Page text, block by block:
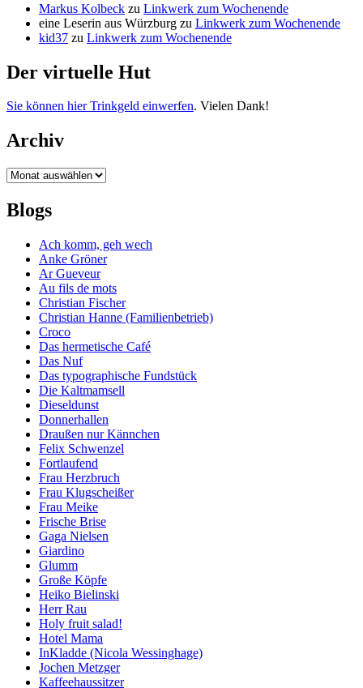
Markus Kolbeck zu Linkwerk zum Wochenende
eine Leserin aus Würzburg zu Linkwerk zum Wochenende
kid37 zu Linkwerk zum Wochenende
Der virtuelle Hut
Sie können hier Trinkgeld einwerfen. Vielen Dank!
Archiv
Archiv
Blogs
Ach komm, geh wech
Anke Gröner
Ar Gueveur
Au fils de mots
Christian Fischer
Christian Hanne (Familienbetrieb)
Croco
Das hermetische Café
Das Nuf
Das typographische Fundstück
Die Kaltmamsell
Dieseldunst
Donnerhallen
Draußen nur Kännchen
Felix Schwenzel
Fortlaufend
Frau Herzbruch
Frau Klugscheißer
Frau Meike
Frische Brise
Gaga Nielsen
Giardino
Glumm
Große Köpfe
Heiko Bielinski
Herr Rau
Holy fruit salad!
Hotel Mama
InKladde (Nicola Wessinghage)
Jochen Metzger
Kaffeehaussitzer